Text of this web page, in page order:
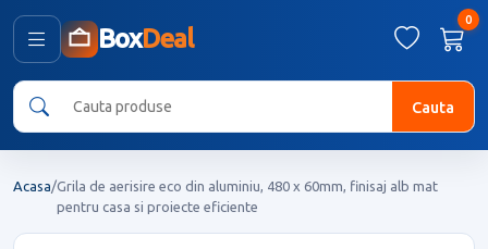
BoxDeal
0
Cauta
Acasa/Grila de aerisire eco din aluminiu, 480 x 60mm, finisaj alb mat
pentru casa si proiecte eficiente